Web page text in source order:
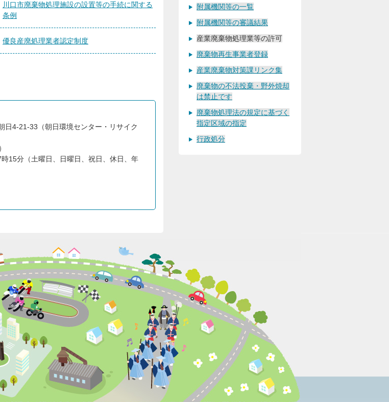
川口市廃棄物処理施設の設置等の手続に関する
条例
優良産廃処理業者認定制度
日4-21-33（朝日環境センター・リサイク
15分（土曜日、日曜日、祝日、休日、年
附属機関等の一覧
附属機関等の審議結果
産業廃棄物処理業等の許可
廃棄物再生事業者登録
産業廃棄物対策課リンク集
廃棄物の不法投棄・野外焼却
は禁止です
廃棄物処理法の規定に基づく
指定区域の指定
行政処分